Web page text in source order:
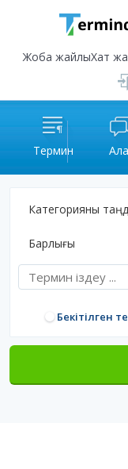
Жоба жайлыХат
Термин
Категорияны
Барлығы
Бекітілген